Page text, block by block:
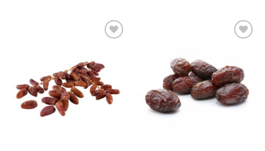
de
souhaits
souhaits